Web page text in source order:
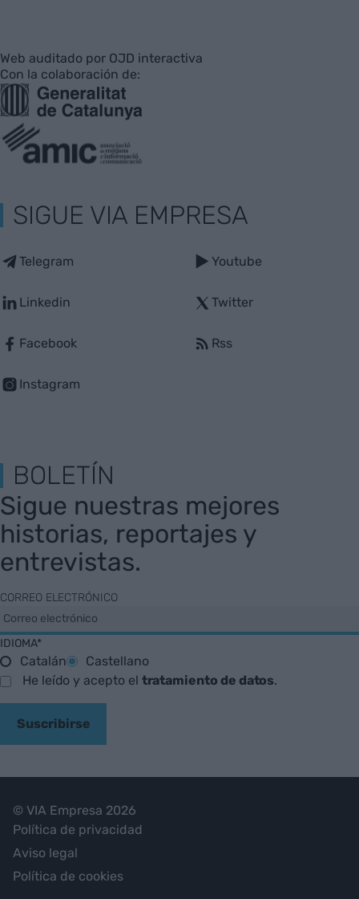
Web auditado por OJD interactiva
Con la colaboración de:
SIGUE VIA EMPRESA
Telegram
Linkedin
Facebook
Instagram
Youtube
Twitter
Rss
BOLETÍN
Sigue nuestras mejores
historias, reportajes y
entrevistas.
CORREO ELECTRÓNICO
IDIOMA*
Catalán
Castellano
He leído y acepto el tratamiento de datos.
Suscribirse
© VIA Empresa 2026
Política de privacidad
Aviso legal
Política de cookies